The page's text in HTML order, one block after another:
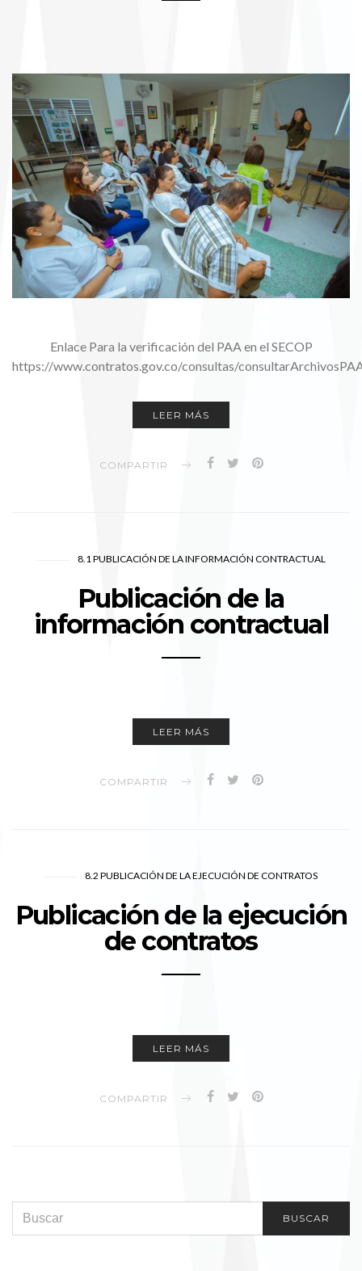
Enlace Para la verificación del PAA en el SECOP
https://www.contratos.gov.co/consultas/
LEER MÁS
COMPARTIR
8.1 PUBLICACIÓN DE LA INFORMACIÓN CONTRACTUAL
Publicación de la
información contractual
LEER MÁS
COMPARTIR
8.2 PUBLICACIÓN DE LA EJECUCIÓN DE CONTRATOS
Publicación de la ejecución
de contratos
LEER MÁS
COMPARTIR
BUSCAR